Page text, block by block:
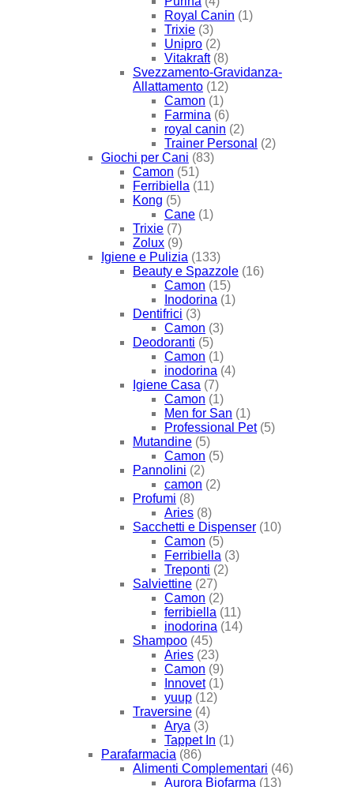
Royal Canin (1)
Trixie (3)
Unipro (2)
Vitakraft (8)
Svezzamento-Gravidanza-
Allattamento (12)
Camon (1)
Farmina (6)
royal canin (2)
Trainer Personal (2)
Giochi per Cani (83)
Camon (51)
Ferribiella (11)
Kong (5)
Cane (1)
Trixie (7)
Zolux (9)
Igiene e Pulizia (133)
Beauty e Spazzole (16)
Camon (15)
Inodorina (1)
Dentifrici (3)
Camon (3)
Deodoranti (5)
Camon (1)
inodorina (4)
Igiene Casa (7)
Camon (1)
Men for San (1)
Professional Pet (5)
Mutandine (5)
Camon (5)
Pannolini (2)
camon (2)
Profumi (8)
Aries (8)
Sacchetti e Dispenser (10)
Camon (5)
Ferribiella (3)
Treponti (2)
Salviettine (27)
Camon (2)
ferribiella (11)
inodorina (14)
Shampoo (45)
Aries (23)
Camon (9)
Innovet (1)
yuup (12)
Traversine (4)
Arya (3)
Tappet In (1)
Parafarmacia (86)
Alimenti Complementari (46)
Aurora Biofarma (13)